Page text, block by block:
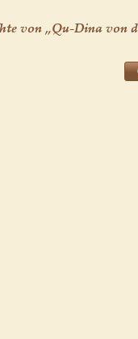
von „Qu-Dina von